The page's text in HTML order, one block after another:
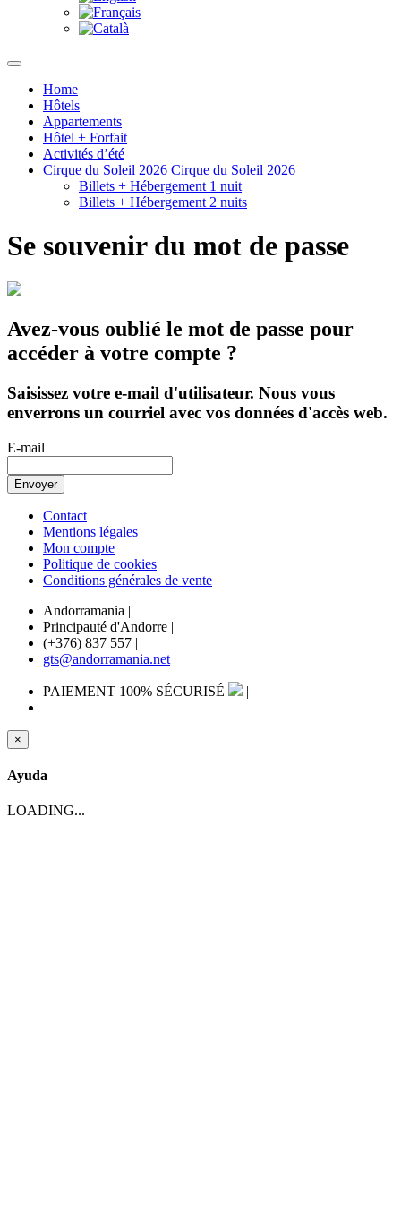
Home
Hôtels
Appartements
Hôtel + Forfait
Activités d’été
Cirque du Soleil 2026 Cirque du Soleil 2026
Billets + Hébergement 1 nuit
Billets + Hébergement 2 nuits
Se souvenir du mot de passe
Avez-vous oublié le mot de passe pour
accéder à votre compte ?
Saisissez votre e-mail d'utilisateur. Nous vous
enverrons un courriel avec vos données d'accès web.
E-mail
Contact
Mentions légales
Mon compte
Politique de cookies
Conditions générales de vente
Andorramania |
Principauté d'Andorre |
(+376) 837 557 |
gts@andorramania.net
PAIEMENT 100% SÉCURISÉ |
×
Ayuda
LOADING...